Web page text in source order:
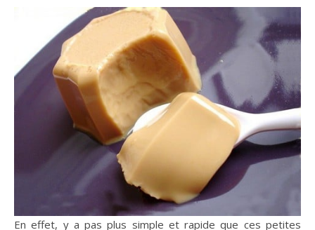
En effet, y a pas plus simple et rapide que ces petites